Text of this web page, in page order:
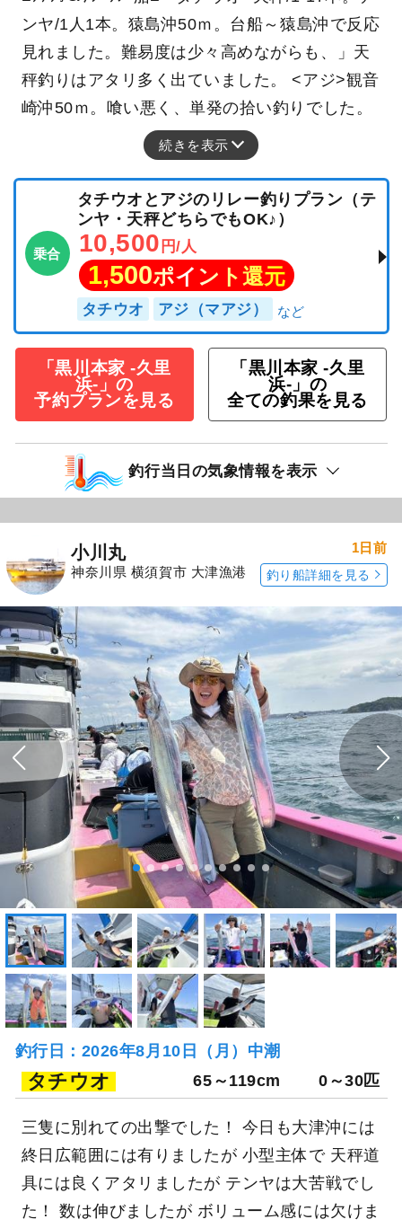
ンヤ/1人1本。猿島沖50ｍ。台船～猿島沖で反応
見れました。難易度は少々高めながらも、」天
秤釣りはアタリ多く出ていました。 <アジ>観音
崎沖50ｍ。喰い悪く、単発の拾い釣りでした。
続きを表示
乗合
タチウオとアジのリレー釣りプラン（テ
ンヤ・天秤どちらでもOK♪）
10,500 円/人
1,500ポイント還元
タチウオ アジ（マアジ）
「黒川本家 -久里
浜-」の
予約プランを見る
「黒川本家 -久里
浜-」の
全ての釣果を見る
釣行当日の気象情報を表示
小川丸
神奈川県 横須賀市 大津漁港
1日前
釣り船詳細を見る
釣行日：2026年8月10日（月）中潮
タチウオ 65～119cm 0～30匹
三隻に別れての出撃でした！ 今日も大津沖には
終日広範囲には有りましたが 小型主体で 天秤道
具には良くアタリましたが テンヤは大苦戦でし
た！ 数は伸びましたが ボリューム感には欠けま